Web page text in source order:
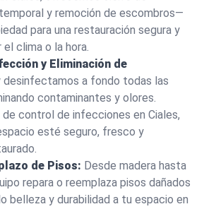
y remoción de escombros—
para una restauración segura y
clima o la hora.
y Eliminación de
desinfectamos a fondo todas las
contaminantes y olores.
control de infecciones en Ciales,
esté seguro, fresco y
de Pisos: Desde madera hasta
repara o reemplaza pisos dañados
belleza y durabilidad a tu espacio en